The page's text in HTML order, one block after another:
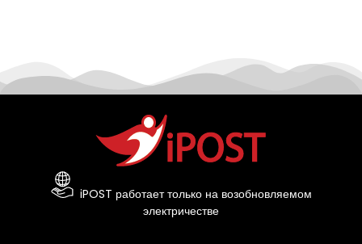
iPOST работает только на возобновляемом
электричестве